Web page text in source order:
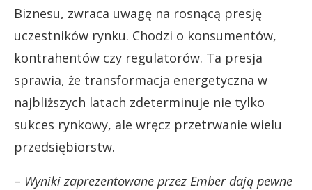
Biznesu, zwraca uwagę na rosnącą presję
uczestników rynku. Chodzi o konsumentów,
kontrahentów czy regulatorów. Ta presja
sprawia, że transformacja energetyczna w
najbliższych latach zdeterminuje nie tylko
sukces rynkowy, ale wręcz przetrwanie wielu
przedsiębiorstw.
– Wyniki zaprezentowane przez Ember dają pewne